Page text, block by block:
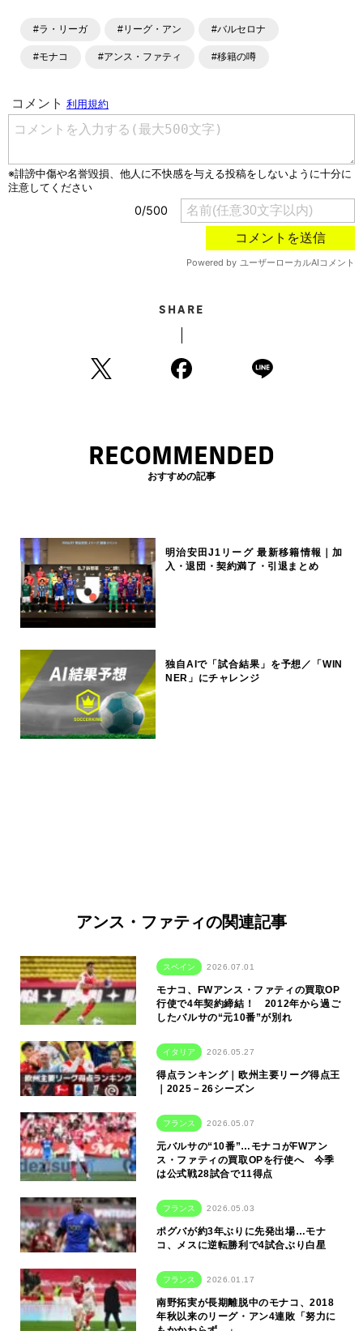
ます。「X」「Instagram」「YouTube」「TikTok」など、
#ラ・リーガ #リーグ・アン #バルセロナ
#モナコ #アンス・ファティ #移籍の噂
SHARE
RECOMMENDED
おすすめの記事
明治安田J1リーグ 最新移籍情報｜加
入・退団・契約満了・引退まとめ
独自AIで「試合結果」を予想／「WIN
NER」にチャレンジ
アンス・ファティの関連記事
スペイン 2026.07.01
モナコ、FWアンス・ファティの買取OP
行使で4年契約締結！ 2012年から過ご
したバルサの“元10番”が別れ
イタリア 2026.05.27
得点ランキング｜欧州主要リーグ得点王
｜2025－26シーズン
フランス 2026.05.07
元バルサの“10番”…モナコがFWアン
ス・ファティの買取OPを行使へ 今季
は公式戦28試合で11得点
フランス 2026.05.03
ポグバが約3年ぶりに先発出場…モナ
コ、メスに逆転勝利で4試合ぶり白星
フランス 2026.01.17
南野拓実が長期離脱中のモナコ、2018
年秋以来のリーグ・アン4連敗「努力に